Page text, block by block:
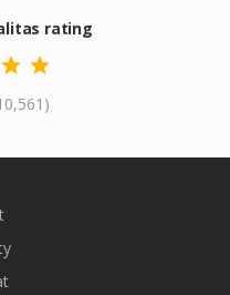
rating